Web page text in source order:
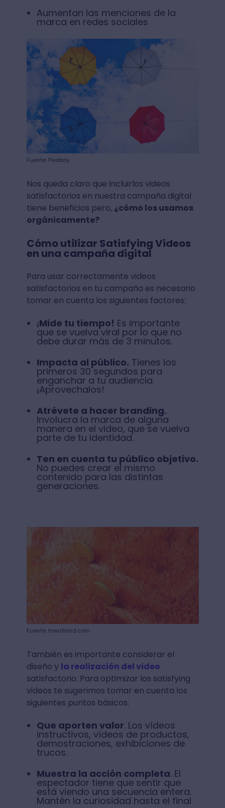
Aumentan las menciones de la
marca en redes sociales
Fuente: Pixabay
Nos queda claro que incluirlos videos
satisfactorios en nuestra campaña digital
tiene beneficios pero, ¿cómo los usamos
orgánicamente?
Cómo utilizar Satisfying Videos
en una campaña digital
Para usar correctamente videos
satisfactorios en tu campaña es necesario
tomar en cuenta los siguientes factores:
¡Mide tu tiempo! Es importante
que se vuelva viral por lo que no
debe durar más de 3 minutos.
Impacta al público. Tienes los
primeros 30 segundos para
enganchar a tu audiencia.
¡Aprovechalos!
Atrévete a hacer branding.
Involucra la marca de alguna
manera en el video, que se vuelva
parte de tu identidad.
Ten en cuenta tu público objetivo.
No puedes crear el mismo
contenido para las distintas
generaciones.
Fuente: trendland.com
También es importante considerar el
diseño y la realización del video
satisfactorio. Para optimizar los satisfying
videos te sugerimos tomar en cuenta los
siguientes puntos básicos:
Que aporten valor. Los vídeos
instructivos, vídeos de productos,
demostraciones, exhibiciones de
trucos.
Muestra la acción completa. El
espectador tiene que sentir que
está viendo una secuencia entera.
Mantén la curiosidad hasta el final